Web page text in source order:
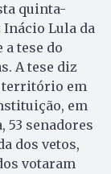
quinta-
Inácio Lula da
a tese do
A tese diz
território em
em
53 senadores
dos vetos,
votaram